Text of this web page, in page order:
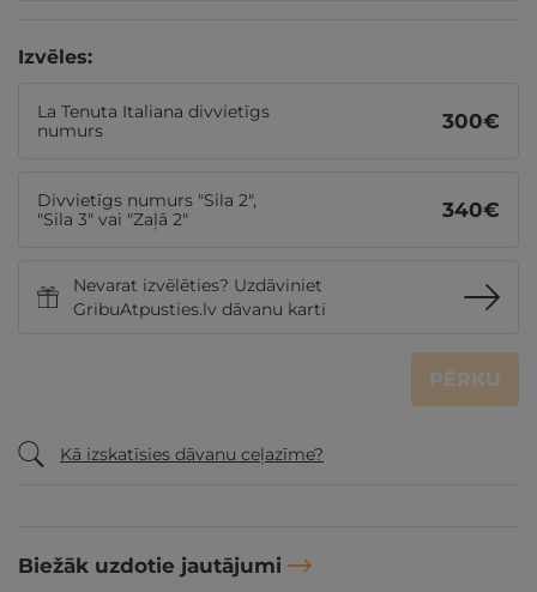
Izvēles:
La Tenuta Italiana divvietīgs
numurs
300€
Divvietīgs numurs "Sila 2",
"Sila 3" vai "Zaļā 2"
340€
Nevarat izvēlēties? Uzdāviniet
GribuAtpusties.lv dāvanu karti
PĒRKU
Kā izskatīsies dāvanu ceļazīme?
Biežāk uzdotie jautājumi